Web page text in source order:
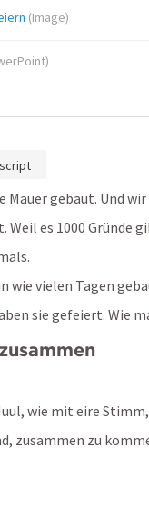
(Image)
)
Mauer gebaut. Und
Weil es 1000 Gründe
wie vielen Tagen
sie gefeiert. Wie
wie mit eire
zusammen zu